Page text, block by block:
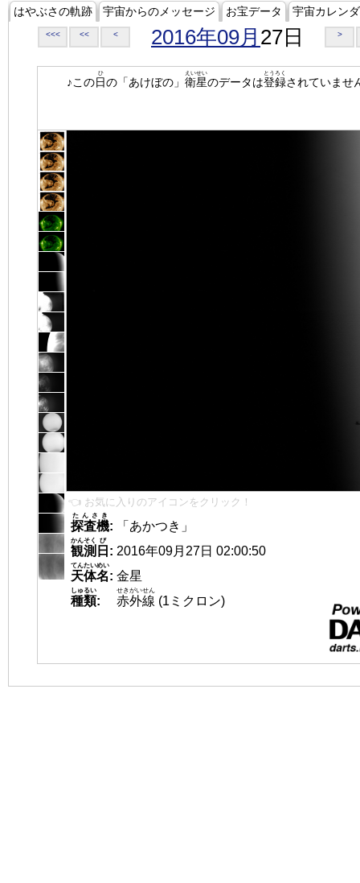
はやぶさの軌跡 宇宙からのメッセージ お宝データ 宇宙カレン
<<< << < 2016年09月 27日 >
♪この日
ひ
の「あけぼの」 衛星
えいせい
のデータは登録
とうろく
されていませ
👈 お気に入りのアイコンをクリック！
探査機
たんさき
:
「あかつき」
観測
かんそく
日
び
: 2016年09月27日 02:00:50
天体名
てんたいめい
: 金星
種類
しゅるい
: 赤外線
せきがいせん
(1ミクロン)